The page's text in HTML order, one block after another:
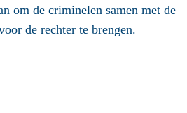
om de criminelen samen met de
de rechter te brengen.